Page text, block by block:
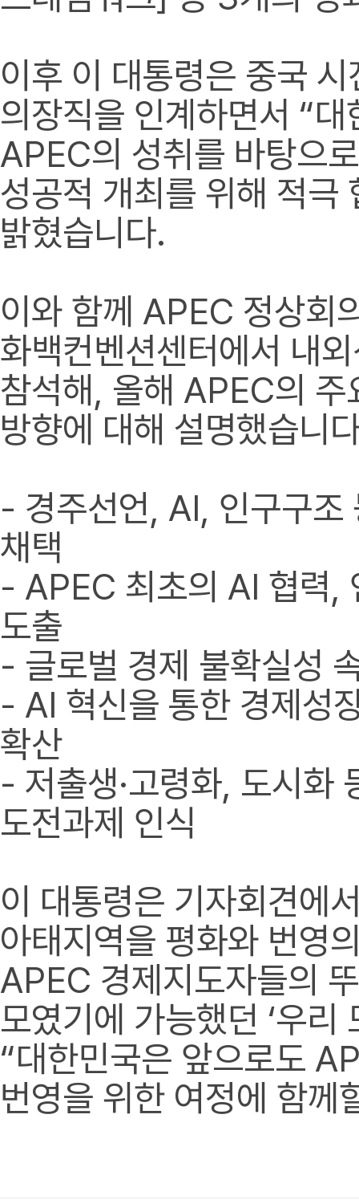
이후 이 대통령은 중국
의장직을 인계하면서 “
APEC의 성취를 바탕으
성공적 개최를 위해 적극
밝혔습니다.
이와 함께 APEC 정상회
화백컨벤션센터에서 내
참석해, 올해 APEC의
방향에 대해 설명했습니
- 경주선언, AI, 인구구조
채택
- APEC 최초의 AI 협력,
도출
- 글로벌 경제 불확실성
- AI 혁신을 통한 경제성
확산
- 저출생·고령화, 도시화
도전과제 인식
이 대통령은 기자회견에
아태지역을 평화와 번영
APEC 경제지도자들의
모였기에 가능했던 ‘우리
“대한민국은 앞으로도
번영을 위한 여정에 함께